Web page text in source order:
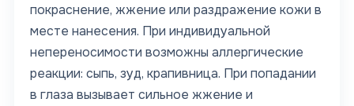
покраснение, жжение или раздражение кожи в
месте нанесения. При индивидуальной
непереносимости возможны аллергические
реакции: сыпь, зуд, крапивница. При попадании
в глаза вызывает сильное жжение и